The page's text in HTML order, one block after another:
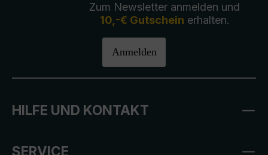
Zum Newsletter anmelden und
10,-€ Gutschein erhalten.
Anmelden
HILFE UND KONTAKT
SERVICE